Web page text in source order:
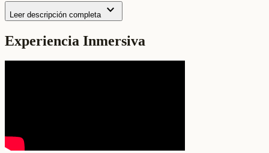
Leer descripción completa expand_more
Experiencia Inmersiva